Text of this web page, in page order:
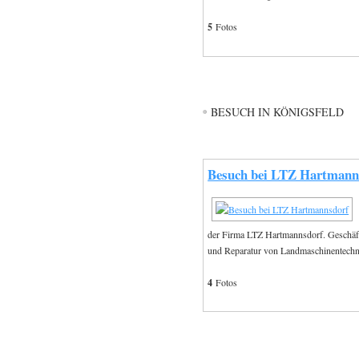
5 Fotos
BESUCH IN KÖNIGSFELD
Besuch bei LTZ
der Firma LTZ Hartmannsdorf.
und Reparatur von
4 Fotos